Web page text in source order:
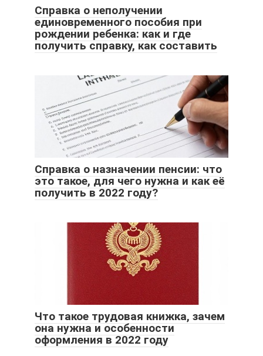
Справка о неполучении
единовременного пособия при
рождении ребенка: как и где
получить справку, как составить
Справка о назначении пенсии: что
это такое, для чего нужна и как её
получить в 2022 году?
Что такое трудовая книжка, зачем
она нужна и особенности
оформления в 2022 году